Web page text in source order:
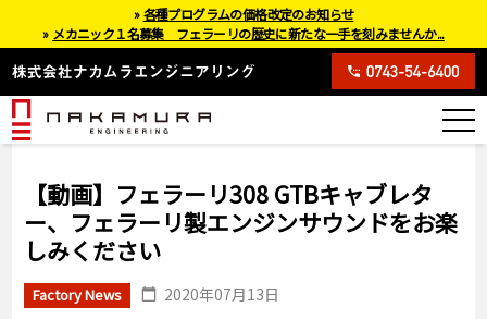
【動画】フェラーリ308 GTBキャブレタ
ー、フェラーリ製エンジンサウンドをお楽
しみください
Factory News 2020年07月13日
»各種プログラムの価格改定のお知らせ
» メカニック１名募集 フェラーリの歴史に新たな一手を刻みませんか...